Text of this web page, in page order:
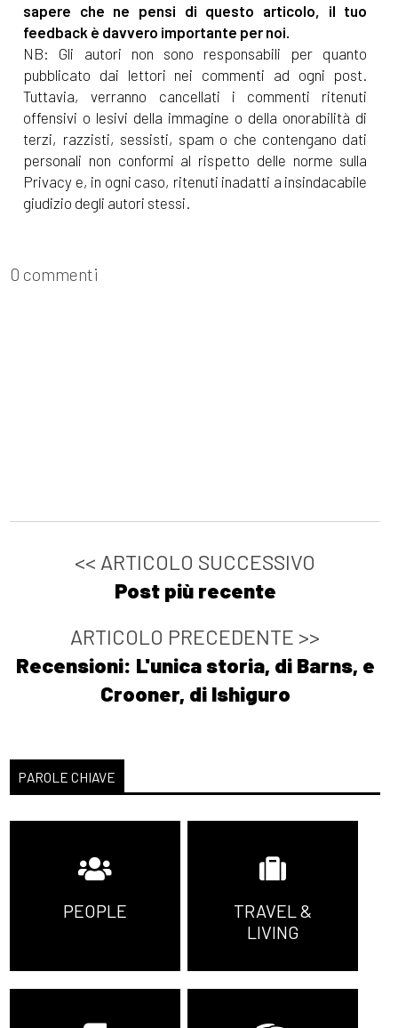
sapere che ne pensi di questo articolo, il tuo
feedback è davvero importante per noi.
NB: Gli autori non sono responsabili per quanto
pubblicato dai lettori nei commenti ad ogni post.
Tuttavia, verranno cancellati i commenti ritenuti
offensivi o lesivi della immagine o della onorabilità di
terzi, razzisti, sessisti, spam o che contengano dati
personali non conformi al rispetto delle norme sulla
Privacy e, in ogni caso, ritenuti inadatti a insindacabile
giudizio degli autori stessi.
0 commenti
<< ARTICOLO SUCCESSIVO
Post più recente
ARTICOLO PRECEDENTE >>
Recensioni: L'unica storia, di Barns, e
Crooner, di Ishiguro
PAROLE CHIAVE
PEOPLE
TRAVEL &
LIVING